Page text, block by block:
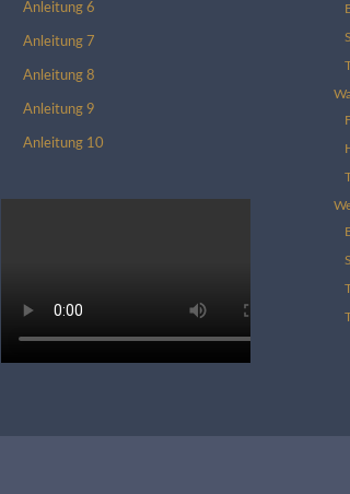
Anleitung 6
Anleitung 7
Anleitung 8
Anleitung 9
Anleitung 10